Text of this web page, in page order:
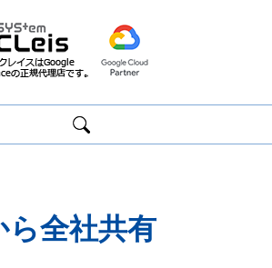
ら全社共有